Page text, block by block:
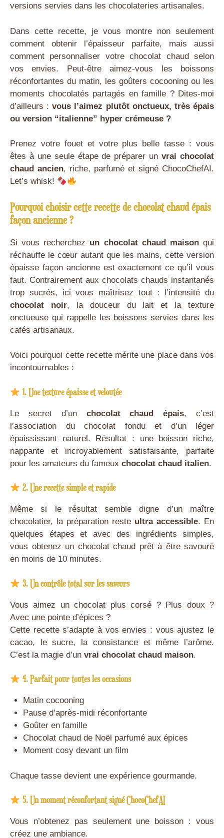
versions servies dans les chocolateries artisanales.
Dans cette recette, je vous montre non seulement
comment obtenir l’épaisseur parfaite, mais aussi
comment personnaliser votre chocolat chaud selon
vos envies. Peut-être aimez-vous les boissons
réconfortantes du matin, les goûters cocooning ou les
moments chocolatés partagés en famille ? Dites-moi
d’ailleurs :vous l’aimez plutôt onctueux, très épais
ou version “italienne” hyper crémeuse ?
Prenez votre fouet et votre plus belle tasse : vous
êtes à une seule étape de préparer unvrai chocolat
chaud ancien, riche, parfumé et signé ChocoChefAI.
Let’s whisk!
Pourquoi choisir cette recette de chocolat chaud épais
façon ancienne ?
Si vous recherchez un chocolat chaud maisonqui
réchauffe le cœur autant que les mains, cette version
épaisse façon ancienne est exactement ce qu’il vous
faut. Contrairement aux chocolats chauds instantanés
trop sucrés, ici vous maîtrisez tout : l’intensité du
chocolat noir, la douceur du lait et la texture
onctueuse qui rappelle les boissons servies dans les
cafés artisanaux.
Voici pourquoi cette recette mérite une place dans vos
incontournables :
1. Une texture épaisse et veloutée
Le secret d’un chocolat chaud épais, c’est
l’association du chocolat fondu et d’un léger
épaississant naturel. Résultat : une boisson riche,
nappante et incroyablement satisfaisante, parfaite
pour les amateurs du fameux chocolat chaud italien.
2. Une recette simple et rapide
Même si le résultat semble digne d’un maître
chocolatier, la préparation reste ultra accessible. En
quelques étapes et avec des ingrédients simples,
vous obtenez un chocolat chaud prêt à être savouré
en moins de 10 minutes.
3. Un contrôle total sur les saveurs
Vous aimez un chocolat plus corsé ? Plus doux ?
Avec une pointe d’épices ?
Cette recette s’adapte à vos envies : vous ajustez le
cacao, le sucre, la consistance et même l’arôme.
C’est la magie d’un vrai chocolat chaud maison.
4. Parfait pour toutes les occasions
Matin cocooning
Pause d’après-midi réconfortante
Goûter en famille
Chocolat chaud de Noël parfumé aux épices
Moment cosy devant un film
Chaque tasse devient une expérience gourmande.
5. Un moment réconfortant signé ChocoChefAI
Vous n’obtenez pas seulement une boisson : vous
créez une ambiance.